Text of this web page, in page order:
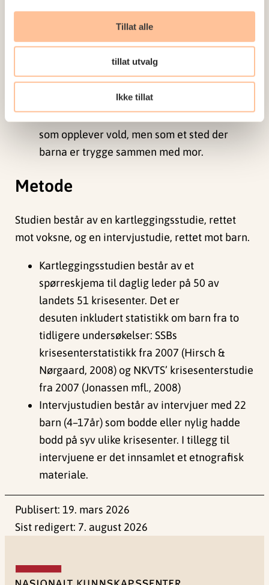
Tillat alle
tillat utvalg
Ikke tillat
mødre
Krisesenteret definerer voldsutsatte kvinner
som primær målgruppe og barna som
medfølgende, det vil si som en
sekundærgruppe. Dette krever en tydelighet
overfor samfunnet for øvrig. Krisesentrene
som opplever vold, men som et sted der
barna er trygge sammen med mor.
Metode
Studien består av en kartleggingsstudie, rettet
mot voksne, og en intervjustudie, rettet mot barn.
Kartleggingsstudien består av et
spørreskjema til daglig leder på 50 av
landets 51 krisesenter. Det er
desuten inkludert statistikk om barn fra to
tidligere undersøkelser: SSBs
krisesenterstatistikk fra 2007 (Hirsch &
Nørgaard, 2008) og NKVTS’ krisesenterstudie
fra 2007 (Jonassen mfl., 2008)
Intervjustudien består av intervjuer med 22
barn (4–17år) som bodde eller nylig hadde
bodd på syv ulike krisesenter. I tillegg til
intervjuene er det innsamlet et etnografisk
materiale.
Publisert: 19. mars 2026
Sist redigert: 7. august 2026